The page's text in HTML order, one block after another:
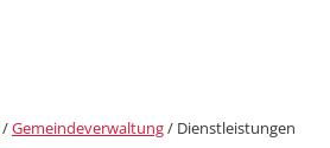
/Gemeindeverwaltung/ Dienstleistungen